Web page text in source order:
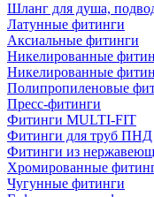
Шланг для душа,
Латунные фитинги
Аксиальные фитинги
Никелированные
Никелированные
Полипропиленовые
Пресс-фитинги
Фитинги MULTI-FIT
Фитинги для труб ПНД
Фитинги из
Хромированные
Чугунные фитинги